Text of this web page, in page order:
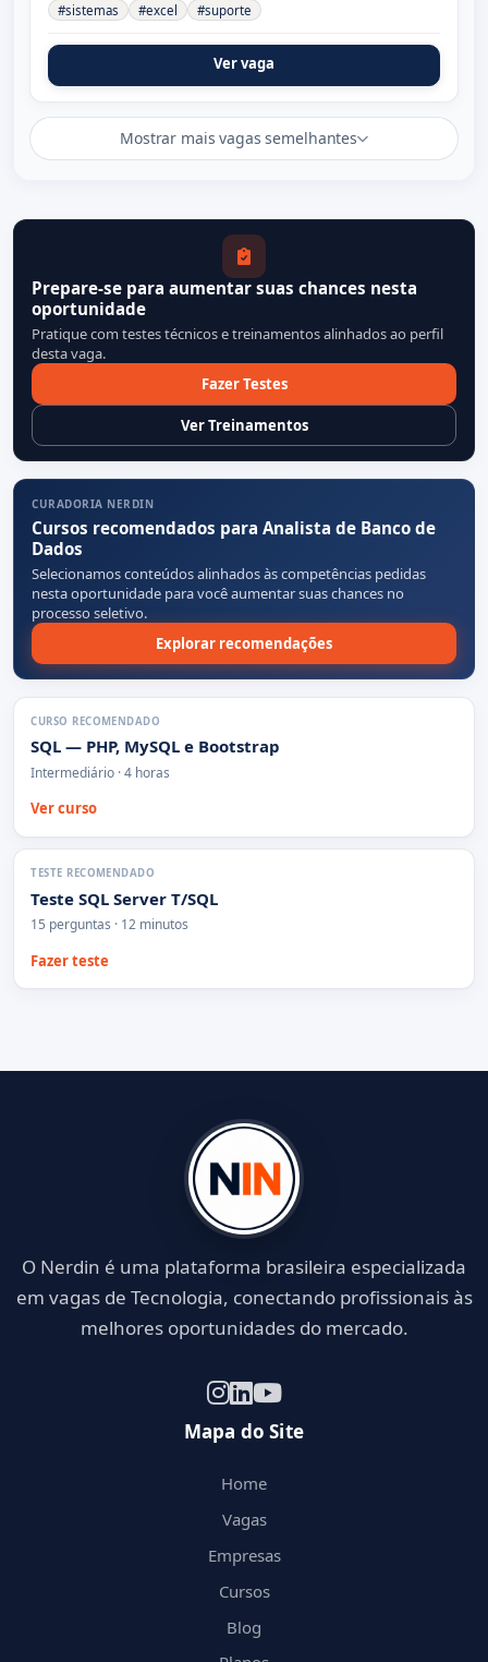
#sistemas #excel #suporte
Ver vaga
Mostrar mais vagas semelhantes
Prepare-se para aumentar suas chances nesta
oportunidade
Pratique com testes técnicos e treinamentos alinhados ao perfil
desta vaga.
Fazer Testes
Ver Treinamentos
CURADORIA NERDIN
Cursos recomendados para Analista de Banco de
Dados
Selecionamos conteúdos alinhados às competências pedidas
nesta oportunidade para você aumentar suas chances no
processo seletivo.
Explorar recomendações
CURSO RECOMENDADO
SQL — PHP, MySQL e Bootstrap
Intermediário · 4 horas
Ver curso
TESTE RECOMENDADO
Teste SQL Server T/SQL
15 perguntas · 12 minutos
Fazer teste
O Nerdin é uma plataforma brasileira especializada
em vagas de Tecnologia, conectando profissionais às
melhores oportunidades do mercado.
Mapa do Site
Home
Vagas
Empresas
Cursos
Blog